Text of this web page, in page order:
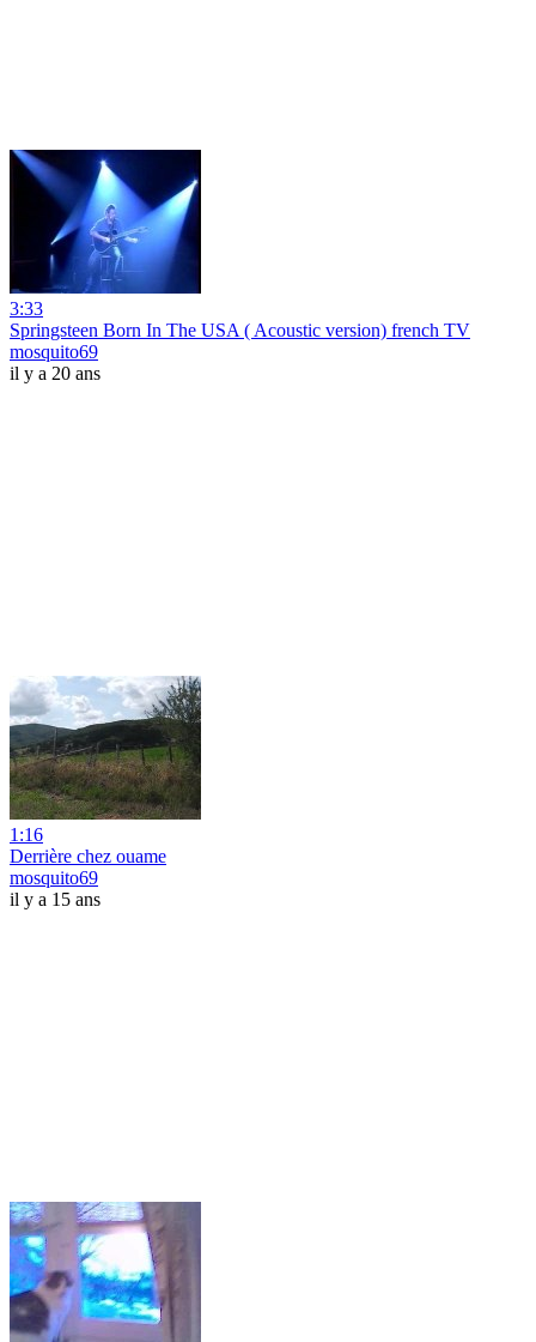
3:33
Springsteen Born In The USA ( Acoustic version) french TV
mosquito69
il y a 20 ans
1:16
Derrière chez ouame
mosquito69
il y a 15 ans